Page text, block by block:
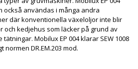
också användas i många andra
där konventionella växeloljor inte blir
och kedjehus som läcker på grund av
Mobilux EP 004 klarar SEW 1008
DR.EM.203 mod.